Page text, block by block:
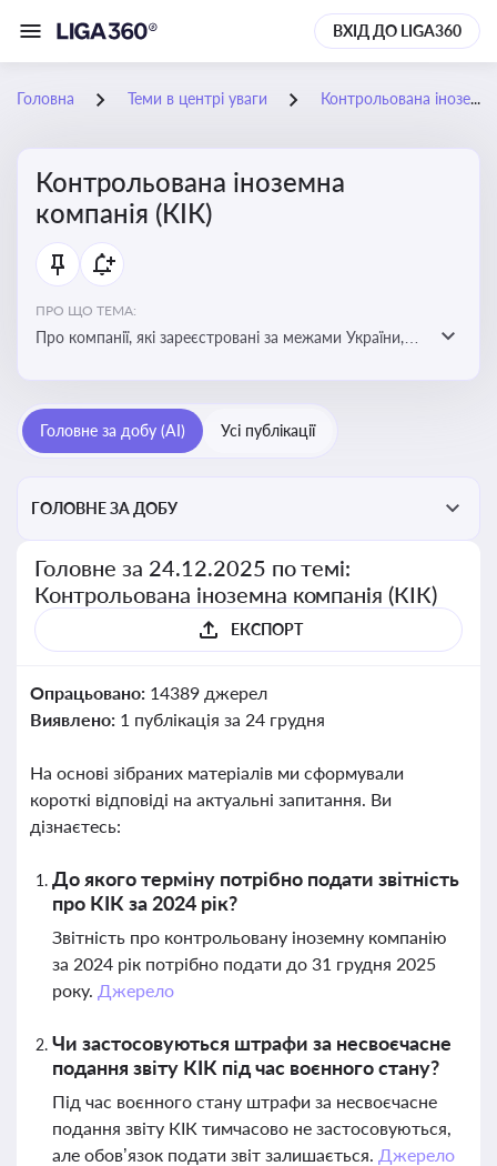
ВХІД ДО LIGA360
Головна Теми в центрі уваги Контрольована іноземна компанія (КІК)
Контрольована іноземна
компанія (КІК)
ПРО ЩО ТЕМА:
Про компанії, які зареєстровані за межами України,
органами України щодо своїх доходів і витрат
Головне за добу (AI) Усі публікації
ГОЛОВНЕ ЗА ДОБУ
Головне за 24.12.2025 по темі:
Контрольована іноземна компанія (КІК)
ЕКСПОРТ
Опрацьовано: 14389 джерел
Виявлено: 1 публікація за 24 грудня
На основі зібраних матеріалів ми сформували
короткі відповіді на актуальні запитання. Ви
дізнаєтесь:
До якого терміну потрібно подати звітність
про КІК за 2024 рік?
Звітність про контрольовану іноземну компанію
за 2024 рік потрібно подати до 31 грудня 2025
року. Джерело
Чи застосовуються штрафи за несвоєчасне
подання звіту КІК під час воєнного стану?
Під час воєнного стану штрафи за несвоєчасне
подання звіту КІК тимчасово не застосовуються,
але обов’язок подати звіт залишається. Джерело